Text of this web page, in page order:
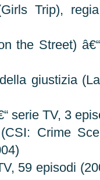
Trip),
the Street)
giustizia
serie TV, 3
Crime
59 episodi